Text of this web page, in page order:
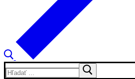
Hľadať: